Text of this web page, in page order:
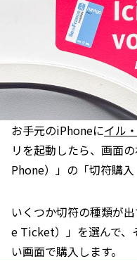
お手元のiPhoneにイル
リを起動したら、画面
Phone）」の「切符購
いくつか切符の種類が
e Ticket）」を選んで、
い画面で購入します。